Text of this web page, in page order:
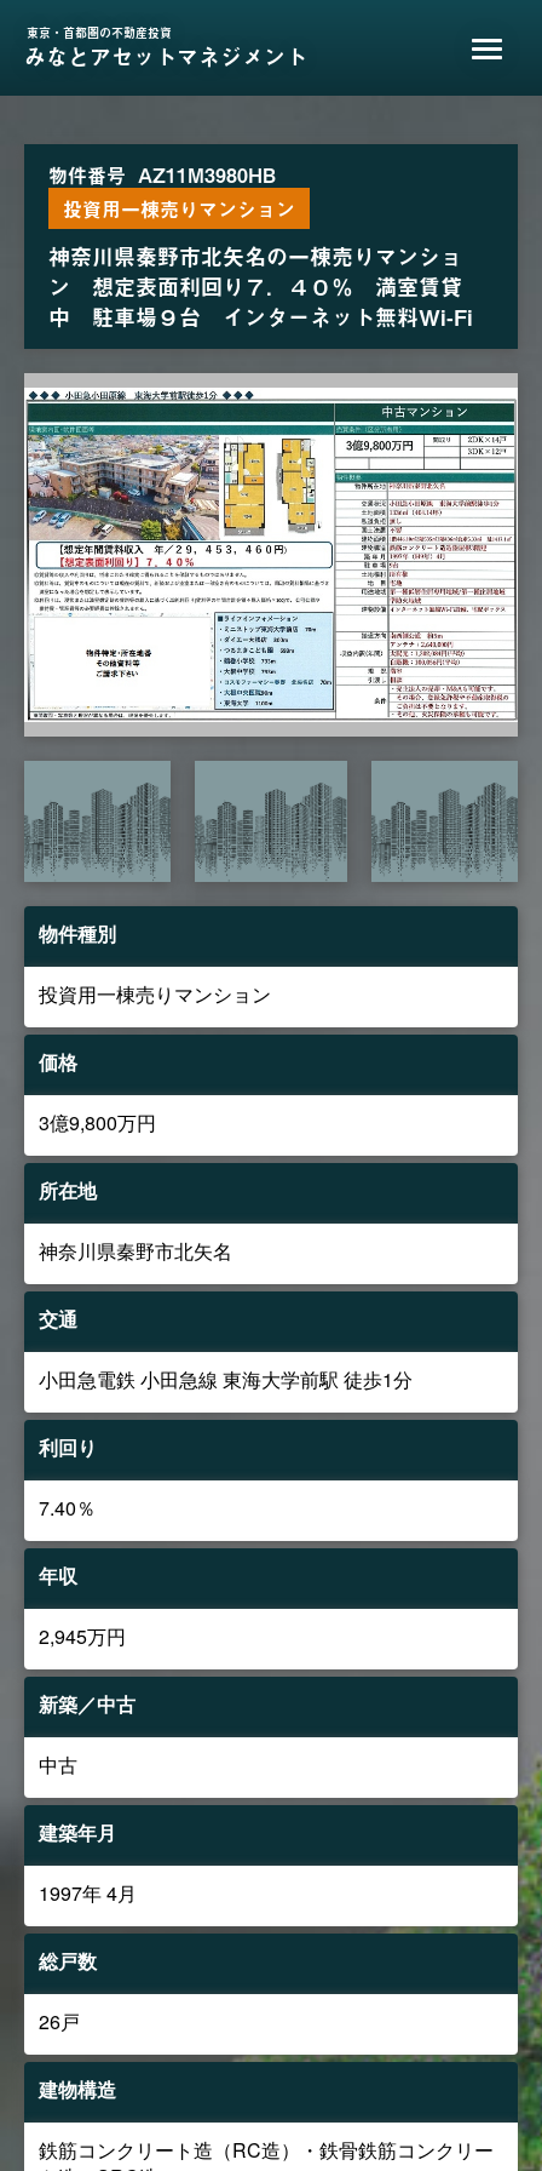
東京・首都圏の不動産投資
みなとアセットマネジメント
物件番号 AZ11M3980HB
投資用一棟売りマンション
神奈川県秦野市北矢名の一棟売りマンショ
ン 想定表面利回り７．４０％ 満室賃貸
中 駐車場９台 インターネット無料Wi-Fi
物件種別
投資用一棟売りマンション
価格
3億9,800万円
所在地
神奈川県秦野市北矢名
交通
小田急電鉄 小田急線 東海大学前駅 徒歩1分
利回り
7.40％
年収
2,945万円
新築／中古
中古
建築年月
1997年 4月
総戸数
26戸
建物構造
鉄筋コンクリート造（RC造）・鉄骨鉄筋コンクリー